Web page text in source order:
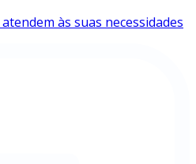
às suas necessidades